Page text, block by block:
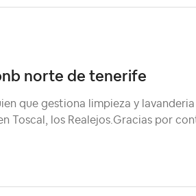
norte de tenerife
que gestiona limpieza y
Toscal, los Realejos.Gracias por